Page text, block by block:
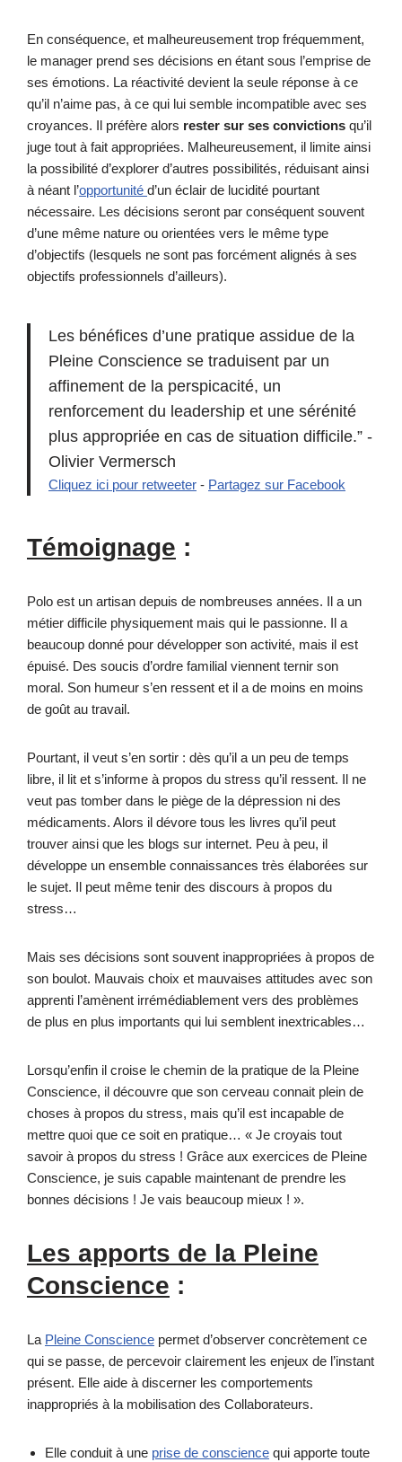
En conséquence, et malheureusement trop fréquemment,
le manager prend ses décisions en étant sous l’emprise de
ses émotions. La réactivité devient la seule réponse à ce
qu’il n’aime pas, à ce qui lui semble incompatible avec ses
croyances. Il préfère alors rester sur ses convictions qu’il
juge tout à fait appropriées. Malheureusement, il limite ainsi
la possibilité d’explorer d’autres possibilités, réduisant ainsi
à néant l’opportunité d’un éclair de lucidité pourtant
nécessaire. Les décisions seront par conséquent souvent
d’une même nature ou orientées vers le même type
d’objectifs (lesquels ne sont pas forcément alignés à ses
objectifs professionnels d’ailleurs).
Les bénéfices d’une pratique assidue de la
Pleine Conscience se traduisent par un
affinement de la perspicacité, un
renforcement du leadership et une sérénité
plus appropriée en cas de situation difficile.” -
Olivier Vermersch
Cliquez ici pour retweeter - Partagez sur Facebook
Témoignage :
Polo est un artisan depuis de nombreuses années. Il a un
métier difficile physiquement mais qui le passionne. Il a
beaucoup donné pour développer son activité, mais il est
épuisé. Des soucis d’ordre familial viennent ternir son
moral. Son humeur s’en ressent et il a de moins en moins
de goût au travail.
Pourtant, il veut s’en sortir : dès qu’il a un peu de temps
libre, il lit et s’informe à propos du stress qu’il ressent. Il ne
veut pas tomber dans le piège de la dépression ni des
médicaments. Alors il dévore tous les livres qu’il peut
trouver ainsi que les blogs sur internet. Peu à peu, il
développe un ensemble connaissances très élaborées sur
le sujet. Il peut même tenir des discours à propos du
stress…
Mais ses décisions sont souvent inappropriées à propos de
son boulot. Mauvais choix et mauvaises attitudes avec son
apprenti l’amènent irrémédiablement vers des problèmes
de plus en plus importants qui lui semblent inextricables…
Lorsqu’enfin il croise le chemin de la pratique de la Pleine
Conscience, il découvre que son cerveau connait plein de
choses à propos du stress, mais qu’il est incapable de
mettre quoi que ce soit en pratique… « Je croyais tout
savoir à propos du stress ! Grâce aux exercices de Pleine
Conscience, je suis capable maintenant de prendre les
bonnes décisions ! Je vais beaucoup mieux ! ».
Les apports de la Pleine
Conscience :
La Pleine Conscience permet d’observer concrètement ce
qui se passe, de percevoir clairement les enjeux de l’instant
présent. Elle aide à discerner les comportements
inappropriés à la mobilisation des Collaborateurs.
Elle conduit à une prise de conscience qui apporte toute